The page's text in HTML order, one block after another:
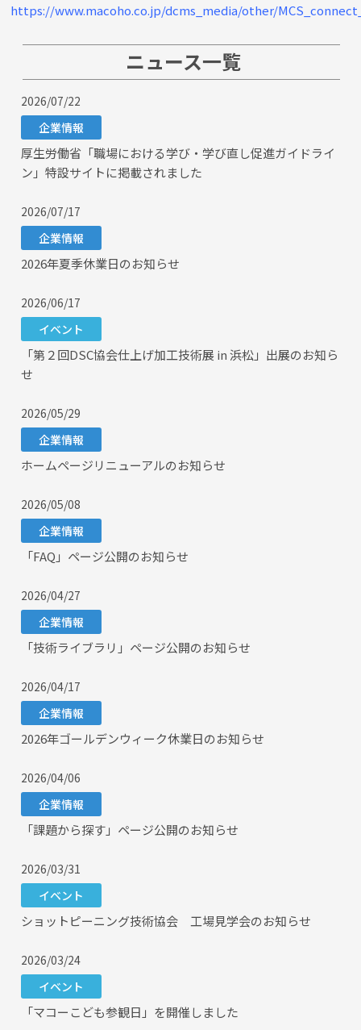
https://www.macoho.co.jp/dcms_media/other/
ニュース一覧
2026/07/22
企業情報
厚生労働省「職場における学び・学び直し促進ガイドライ
ン」特設サイトに掲載されました
2026/07/17
企業情報
2026年夏季休業日のお知らせ
2026/06/17
イベント
「第２回DSC協会仕上げ加工技術展 in 浜松」出展のお知ら
せ
2026/05/29
企業情報
ホームページリニューアルのお知らせ
2026/05/08
企業情報
「FAQ」ページ公開のお知らせ
2026/04/27
企業情報
「技術ライブラリ」ページ公開のお知らせ
2026/04/17
企業情報
2026年ゴールデンウィーク休業日のお知らせ
2026/04/06
企業情報
「課題から探す」ページ公開のお知らせ
2026/03/31
イベント
ショットピーニング技術協会 工場見学会のお知らせ
2026/03/24
イベント
「マコーこども参観日」を開催しました